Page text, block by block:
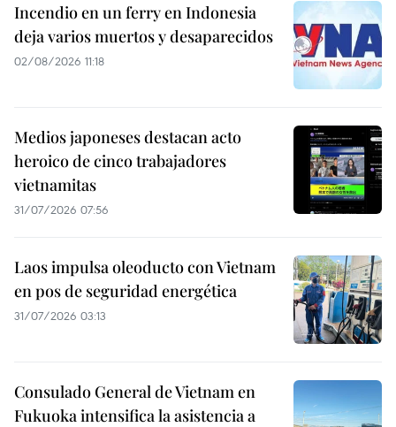
Incendio en un ferry en Indonesia
deja varios muertos y desaparecidos
02/08/2026 11:18
Medios japoneses destacan acto
heroico de cinco trabajadores
vietnamitas
31/07/2026 07:56
Laos impulsa oleoducto con Vietnam
en pos de seguridad energética
31/07/2026 03:13
Consulado General de Vietnam en
Fukuoka intensifica la asistencia a